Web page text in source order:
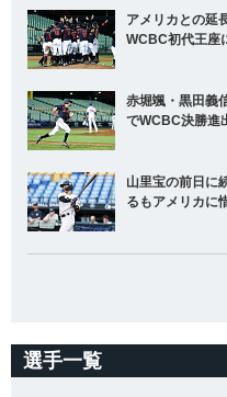
アメリカとの延
WCBC初代王座
赤堀颯・黒田義
でWCBC決勝進
山里宝の前日に
るもアメリカに
選手一覧